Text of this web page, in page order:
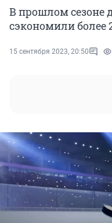
В прошлом сезоне
сэкономили более
15 сентября 2023, 20:50